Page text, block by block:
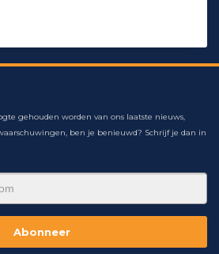
gehouden worden van ons laatste nieuws,
ben je benieuwd? Schrijf je dan in